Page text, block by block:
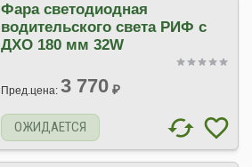
Фара светодиодная
водительского света РИФ с
ДХО 180 мм 32W
Пред.цена: 3 770 ₽
ОЖИДАЕТСЯ